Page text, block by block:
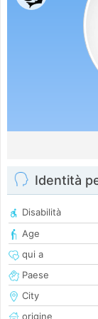
Identità
Disabilità
Age
qui a
Paese
City
origine